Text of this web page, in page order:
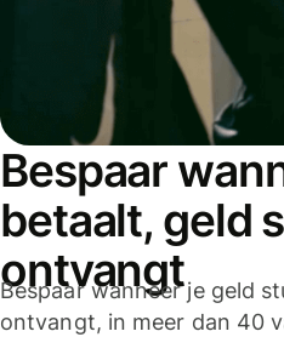
Bespaar
betaalt, geld
ontvangt
Bespaar wanneer je geld
ontvangt, in meer dan 40